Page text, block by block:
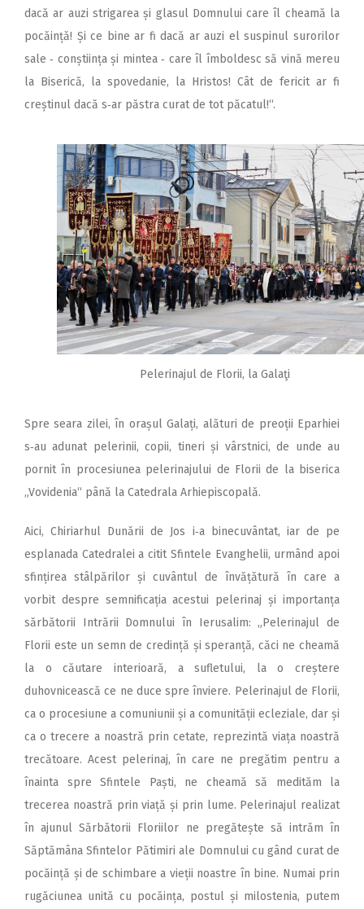
dacă ar auzi strigarea și glasul Domnului care îl cheamă la
pocăință! Și ce bine ar fi dacă ar auzi el suspinul surorilor
sale ‑ conștiința și mintea ‑ care îl îmboldesc să vină mereu
la Biserică, la spovedanie, la Hristos! Cât de fericit ar fi
creștinul dacă s‑ar păstra curat de tot păcatul!“.
Pelerinajul de Florii, la Galaţi
Spre seara zilei, în orașul Galați, alături de preoții Eparhiei
s‑au adunat pelerinii, copii, tineri și vârstnici, de unde au
pornit în procesiunea pelerinajului de Florii de la biserica
„Vovidenia“ până la Catedrala Arhiepiscopală.
Aici, Chiriarhul Dunării de Jos i‑a binecuvântat, iar de pe
esplanada Catedralei a citit Sfintele Evanghelii, urmând apoi
sfințirea stâlpărilor și cuvântul de învățătură în care a
vorbit despre semnificația acestui pelerinaj și importanța
sărbătorii Intrării Domnului în Ierusalim: „Pelerinajul de
Florii este un semn de credință și speranță, căci ne cheamă
la o căutare interioară, a sufletului, la o creștere
duhovnicească ce ne duce spre înviere. Pelerinajul de Florii,
ca o procesiune a comuniunii și a comunității ecleziale, dar și
ca o trecere a noastră prin cetate, reprezintă viața noastră
trecătoare. Acest pelerinaj, în care ne pregătim pentru a
înainta spre Sfintele Paști, ne cheamă să medităm la
trecerea noastră prin viață și prin lume. Pelerinajul realizat
în ajunul Sărbătorii Floriilor ne pregătește să intrăm în
Săptămâna Sfintelor Pătimiri ale Domnului cu gând curat de
pocăință și de schimbare a vieții noastre în bine. Numai prin
rugăciunea unită cu pocăința, postul și milostenia, putem